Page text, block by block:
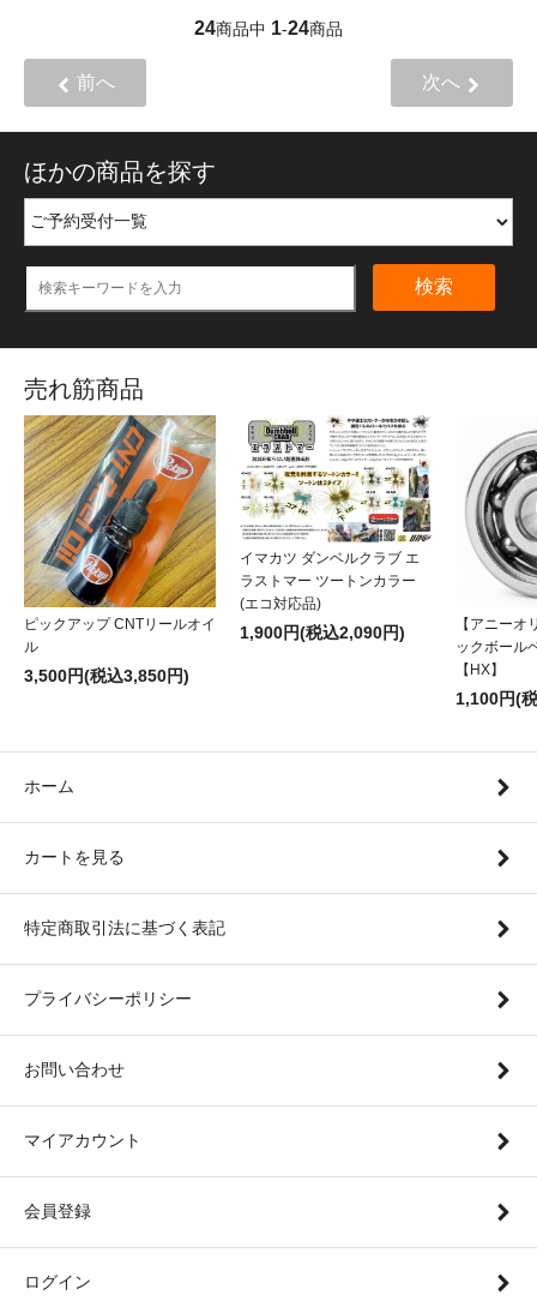
24商品中 1-24商品
前へ 次へ
ほかの商品を探す
検索
売れ筋商品
ピックアップ CNTリールオイ
ル
3,500円(税込3,850円)
イマカツ ダンベルクラブ エ
ラストマー ツートンカラー
(エコ対応品)
1,900円(税込2,090円)
【アニーオ
ックボール
【HX】
1,100円(
ホーム
カートを見る
特定商取引法に基づく表記
プライバシーポリシー
お問い合わせ
マイアカウント
会員登録
ログイン